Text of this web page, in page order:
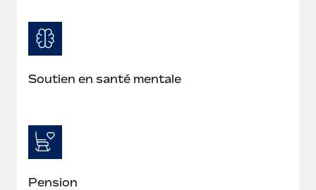
Soutien en santé mentale
Pension